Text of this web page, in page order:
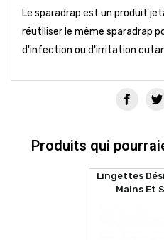
Le sparadrap est un produit
réutiliser le même sparadrap
d'infection ou d'irritation
Produits qui
Lingettes
Mains Et